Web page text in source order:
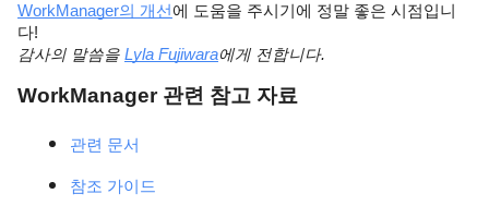
WorkManager의 개선에 도움을 주시기에 정말 좋은 시점입니
다!
감사의 말씀을 Lyla Fujiwara에게 전합니다.
WorkManager 관련 참고 자료
관련 문서
참조 가이드